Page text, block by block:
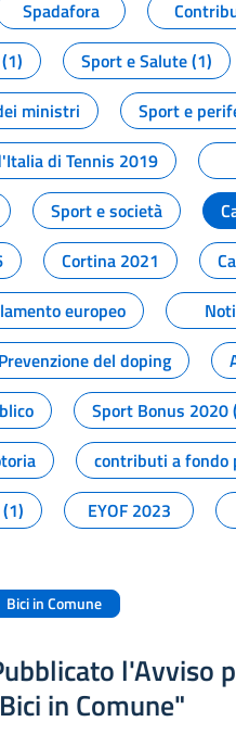
Spadafora
Sport e Salute (1)
ministri Sport e
di Tennis 2019
Sport e società
Cortina 2021
europeo
Prevenzione del doping
Sport Bonus 2020
contributi a fondo
EYOF 2023
Bici in Comune
l'Avviso
in Comune"